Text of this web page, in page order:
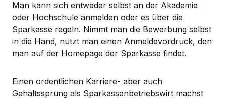
Man kann sich entweder selbst an der Akademie
oder Hochschule anmelden oder es über die
Sparkasse regeln. Nimmt man die Bewerbung selbst
in die Hand, nutzt man einen Anmeldevordruck, den
man auf der Homepage der Sparkasse findet.
Einen ordentlichen Karriere- aber auch
Gehaltssprung als Sparkassenbetriebswirt machst